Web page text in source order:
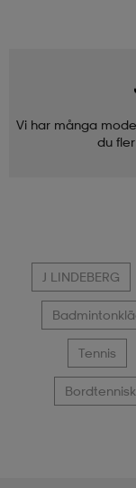
Vi har många
du
J LINDEBERG
Tennis